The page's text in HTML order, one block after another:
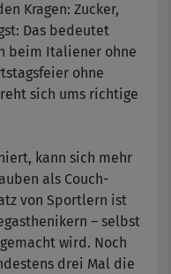
Kragen: Zucker,
Das bedeutet
beim Italiener ohne
ohne
sich ums richtige
kann sich mehr
als Couch-
von Sportlern ist
– selbst
wird. Noch
drei Mal die